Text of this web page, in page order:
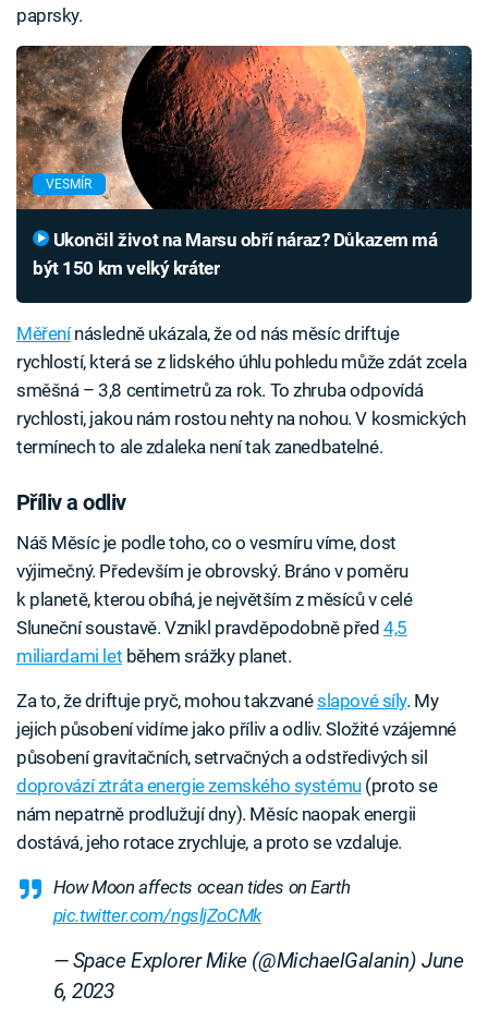
paprsky.
VESMÍR
být 150 km velký kráter
Měřenínásledně ukázala, že od nás měsíc driftuje
rychlostí, která se z lidského úhlu pohledu může zdát zcela
směšná – 3,8 centimetrů za rok. To zhruba odpovídá
rychlosti, jakou nám rostou nehty na nohou. V kosmických
termínech to ale zdaleka není tak zanedbatelné.
Příliv a odliv
Náš Měsíc je podle toho, co o vesmíru víme, dost
výjimečný. Především je obrovský. Bráno v poměru
k planetě, kterou obíhá, je největším z měsíců v celé
Sluneční soustavě. Vznikl pravděpodobně před4,5
miliardami let během srážky planet.
Za to, že driftuje pryč, mohou takzvanéslapové síly. My
jejich působení vidíme jako příliv a odliv. Složité vzájemné
působení gravitačních, setrvačných a odstředivých sil
doprovází ztráta energie zemského systému(proto se
nám nepatrně prodlužují dny). Měsíc naopak energii
dostává, jeho rotace zrychluje, a proto se vzdaluje.
How Moon affects ocean tides on Earth
pic.twitter.com/ngsljZoCMk
— Space Explorer Mike (@MichaelGalanin) June
6, 2023